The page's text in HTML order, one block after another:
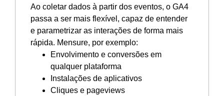
Ao coletar dados à partir dos eventos, o GA4
passa a ser mais flexível, capaz de entender
e parametrizar as interações de forma mais
rápida. Mensure, por exemplo:
Envolvimento e conversões em
qualquer plataforma
Instalações de aplicativos
Cliques e pageviews